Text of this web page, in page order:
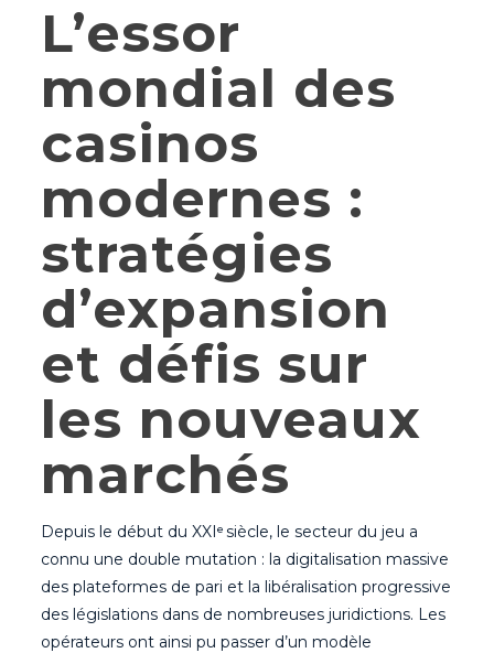
L’essor
mondial des
casinos
modernes :
stratégies
d’expansion
et défis sur
les nouveaux
marchés
Depuis le début du XXIᵉ siècle, le secteur du jeu a
connu une double mutation : la digitalisation massive
des plateformes de pari et la libéralisation progressive
des législations dans de nombreuses juridictions. Les
opérateurs ont ainsi pu passer d’un modèle